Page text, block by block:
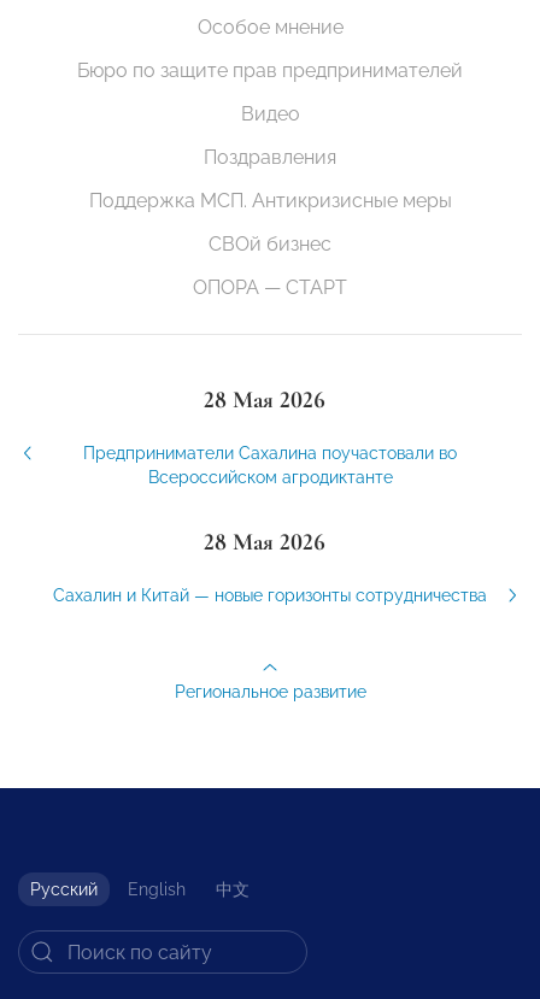
Особое мнение
Бюро по защите прав предпринимателей
Видео
Поздравления
Поддержка МСП. Антикризисные меры
СВОй бизнес
ОПОРА — СТАРТ
28 Мая 2026
Предприниматели Сахалина поучастовали во
Всероссийском агродиктанте
28 Мая 2026
Сахалин и Китай — новые горизонты сотрудничества
Региональное развитие
Русский English 中文